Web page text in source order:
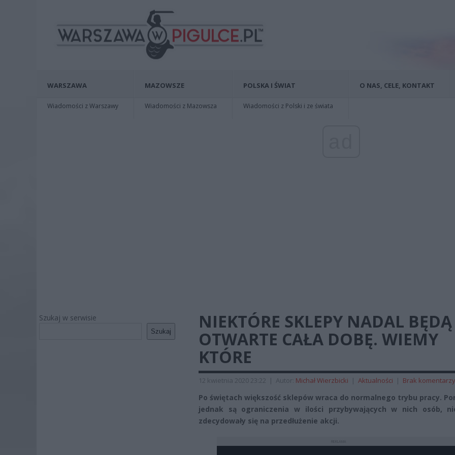
WARSZAWA
Wiadomości z Warszawy
MAZOWSZE
Wiadomości z Mazowsza
POLSKA I ŚWIAT
Wiadomości z Polski i ze świata
O NAS, CELE, KONTAKT
Szukaj w serwisie
Szukaj
NIEKTÓRE SKLEPY NADAL BĘDĄ
OTWARTE CAŁA DOBĘ. WIEMY
KTÓRE
12 kwietnia 2020 23:22 | Autor: Michał Wierzbicki | Aktualności | Brak komentarzy
Po świętach większość sklepów wraca do normalnego trybu pracy.
jednak są ograniczenia w ilości przybywających w nich osób,
zdecydowały się na przedłużenie akcji.